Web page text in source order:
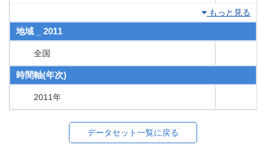
もっと見る
地域 _ 2011
全国
時間軸(年次)
2011年
データセット一覧に戻る